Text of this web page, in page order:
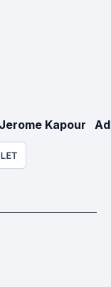
Jerome Kapour